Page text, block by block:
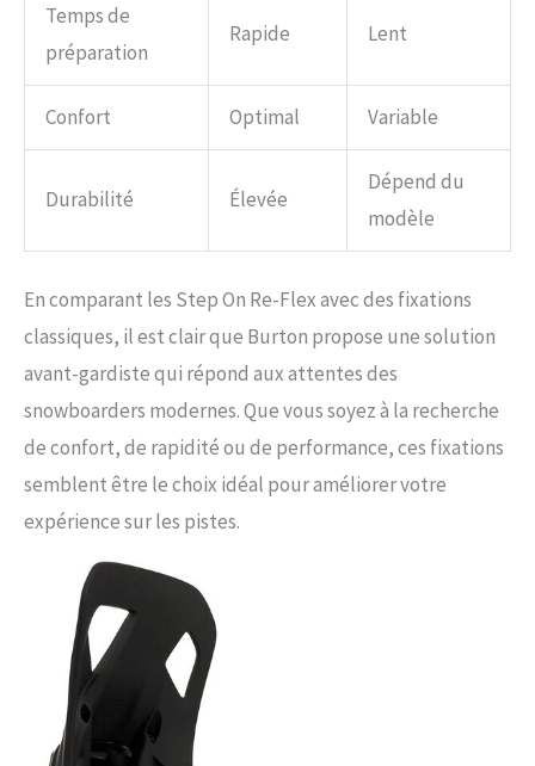
Temps de
préparation
Rapide Lent
Confort Optimal Variable
Durabilité Élevée
Dépend du
modèle
En comparant les Step On Re-Flex avec des fixations
classiques, il est clair que Burton propose une solution
avant-gardiste qui répond aux attentes des
snowboarders modernes. Que vous soyez à la recherche
de confort, de rapidité ou de performance, ces fixations
semblent être le choix idéal pour améliorer votre
expérience sur les pistes.